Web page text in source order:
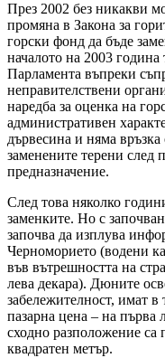
През 2002 без никакви
промяна в Закона за
горски фонд да бъде
началото на 2003
Парламента въпреки
неправителствени
наредба за оценка на
административен
дървесина и няма връзка
заменените терени след
предназначение.
След това няколко
заменките. Но с
започва да изплува
Черноморието (водени
във вътрешността на
лева декара). Дюните
забележителност, имат
пазарна цена – на първа
сходно разположение са
квадратен метър.